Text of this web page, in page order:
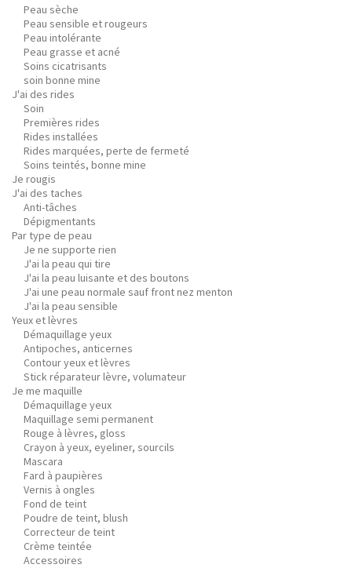
Peau sèche
Peau sensible et rougeurs
Peau intolérante
Peau grasse et acné
Soins cicatrisants
soin bonne mine
J'ai des rides
Soin
Premières rides
Rides installées
Rides marquées, perte de fermeté
Soins teintés, bonne mine
Je rougis
J'ai des taches
Anti-tâches
Dépigmentants
Par type de peau
Je ne supporte rien
J'ai la peau qui tire
J'ai la peau luisante et des boutons
J'ai une peau normale sauf front nez menton
J'ai la peau sensible
Yeux et lèvres
Démaquillage yeux
Antipoches, anticernes
Contour yeux et lèvres
Stick réparateur lèvre, volumateur
Je me maquille
Démaquillage yeux
Maquillage semi permanent
Rouge à lèvres, gloss
Crayon à yeux, eyeliner, sourcils
Mascara
Fard à paupières
Vernis à ongles
Fond de teint
Poudre de teint, blush
Correcteur de teint
Crème teintée
Accessoires